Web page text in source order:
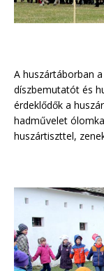
A huszártáborban
díszbemutatót és
érdeklődők a
hadművelet
huszártiszttel,